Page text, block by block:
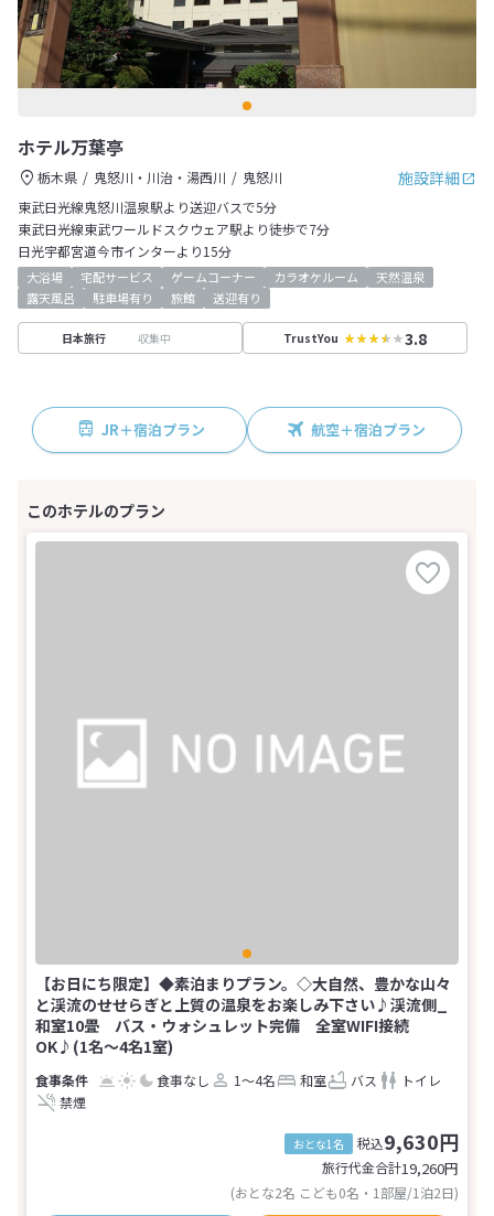
ホテル万葉亭
施設詳細
栃木県 鬼怒川・川治・湯西川
鬼怒川
東武日光線鬼怒川温泉駅より送迎バスで5分
東武日光線東武ワールドスクウェア駅より徒歩で7分
日光宇都宮道今市インターより15分
大浴場 宅配サービス ゲームコーナー カラオケルーム
天然温泉
露天風呂
駐車場有り 旅館 送迎有り
日本旅行 収集中 TrustYou 3.8
JR＋宿泊プラン 航空＋宿泊プラン
【お日にち限定】◆素泊まりプラン。◇大自然、豊かな山々
と渓流のせせらぎと上質の温泉をお楽しみ下さい♪渓流側_
和室10畳 バス・ウォシュレット完備 全室WIFI接続
OK♪(1名～4名1室)
食事なし 1～4名 和室 バス
トイレ
禁煙
おとな1名 税込9,630円
旅行代金合計19,260円
(おとな2名 こども0名・1部屋/1泊2日)